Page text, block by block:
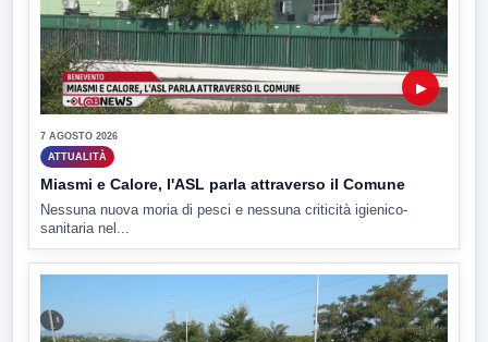
▶
7 AGOSTO 2026
ATTUALITÀ
Miasmi e Calore, l'ASL parla attraverso il Comune
Nessuna nuova moria di pesci e nessuna criticità igienico-
sanitaria nel...